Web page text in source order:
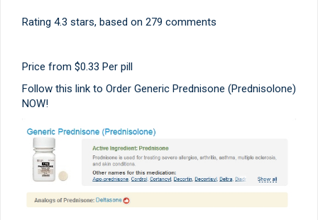
Rating 4.3 stars, based on 279 comments
Price from $0.33 Per pill
Follow this link to Order Generic Prednisone (Prednisolone)
NOW!